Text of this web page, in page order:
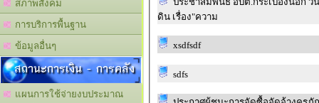
สภาพสังคม
การบริการพื้นฐาน
ข้อมูลอื่นๆ
สถานะการเงิน - การคลัง
แผนการใช้จ่ายงบประมาณ
ดิน เรื่อง"ความ
xsdfsdf
sdfs